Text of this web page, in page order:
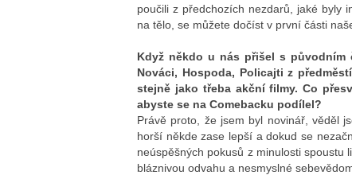
poučili z předchozích nezdarů, jaké byly
na tělo, se můžete dočíst v první části
Když někdo u nás přišel s původním
Nováci, Hospoda, Policajti z
stejně jako třeba akční filmy. Co
abyste se na Comebacku podílel?
Právě proto, že jsem byl novinář, věděl
horší někde zase lepší a dokud se
neúspěšných pokusů z minulosti
bláznivou odvahu a nesmyslné